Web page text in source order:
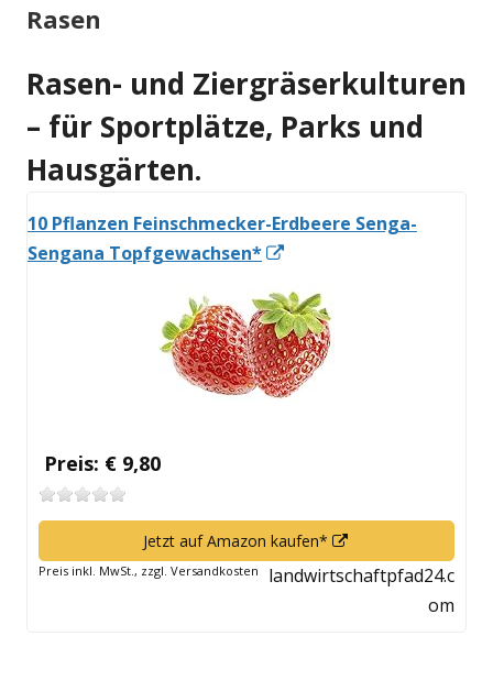
Rasen
Rasen- und Ziergräserkulturen
– für Sportplätze, Parks und
Hausgärten.
10 Pflanzen Feinschmecker-Erdbeere Senga-
Sengana Topfgewachsen*
Fenster
öffnen
Preis: € 9,80
Jetzt auf Amazon kaufen*
neuem
Fenster
Preis inkl. MwSt., zzgl. Versandkosten
landwirtschaftpfad24.c
om